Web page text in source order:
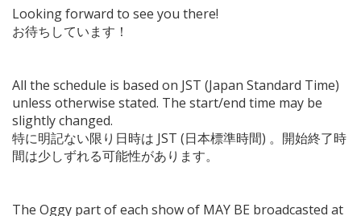
Looking forward to see you there!
お待ちしています！
All the schedule is based on JST (Japan Standard Time)
unless otherwise stated. The start/end time may be
slightly changed.
特に明記ない限り日時は JST (日本標準時間) 。開始終了時
間は少しずれる可能性があります。
The Oggy part of each show of MAY BE broadcasted at